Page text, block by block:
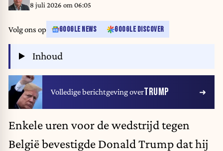
8 juli 2026 om 06:05
Volg ons op GOOGLE NEWS GOOGLE DISCOVER
Inhoud
Volledige berichtgeving overTRUMP
Enkele uren voor de wedstrijd tegen
België bevestigde Donald Trump dat hij